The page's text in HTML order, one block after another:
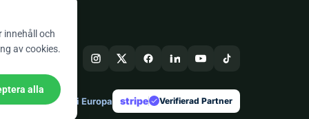
Skapad i Europa stripe check Verifierad Partner
innehåll och
av cookies.
alla